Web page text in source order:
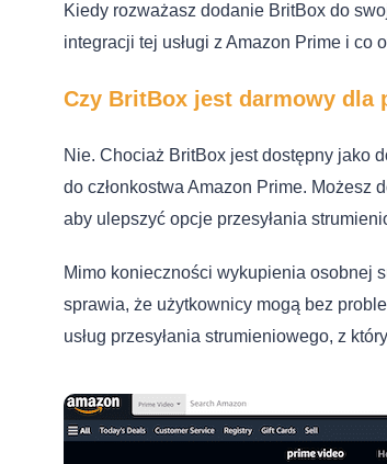
Kiedy rozważasz dodanie BritBox do
integracji tej usługi z Amazon Prime i co
Czy BritBox jest darmowy dla
Nie. Chociaż BritBox jest dostępny jako
do członkostwa Amazon Prime. Możesz
aby ulepszyć opcje przesyłania
Mimo konieczności wykupienia osobnej
sprawia, że użytkownicy mogą bez
usług przesyłania strumieniowego, z